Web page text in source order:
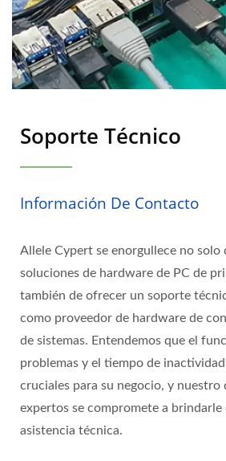
Soporte Técnico
Información De Contacto
Allele Cypert se enorgullece no
soluciones de hardware de PC de
también de ofrecer un soporte
como proveedor de hardware de
de sistemas. Entendemos que el
problemas y el tiempo de
cruciales para su negocio, y nuestro
expertos se compromete a brindarle
asistencia técnica.